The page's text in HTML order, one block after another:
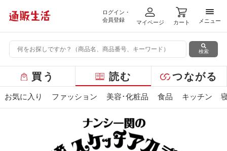
ログイン・
会員登録
マイページ カート
メニ
メニュー
検索
ー
バ
買う 読む つながる
お気に入り ファッション 美容･化粧品 食品 キッチン